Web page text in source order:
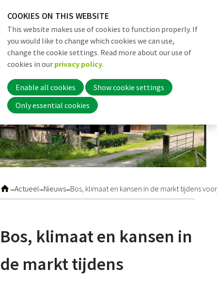
links
Jump
to
navigation
to
main
content
Actueel Nieuws Bos, klimaat en kansen in de markt tijdens
Bos, klimaat en kansen in
de markt tijdens
Home
Nieuwsbrief
COOKIES ON THIS WEBSITE
This website makes use of cookies to function properly. If
you would like to change which cookies we can use,
change the cookie settings. Read more about our use of
cookies in our privacy policy.
Enable all cookies
Show cookie settings
Only essential cookies